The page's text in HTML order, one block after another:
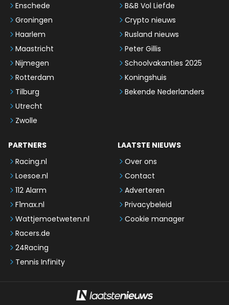
Enschede
Groningen
Haarlem
Maastricht
Nijmegen
Rotterdam
Tilburg
Utrecht
Zwolle
B&B Vol Liefde
Crypto nieuws
Rusland nieuws
Peter Gillis
Schoolvakanties 2025
Koningshuis
Bekende Nederlanders
PARTNERS
Racing.nl
Loesoe.nl
112 Alarm
F1max.nl
Wattjemoetweten.nl
Racers.de
24Racing
Tennis Infinity
LAATSTE NIEUWS
Over ons
Contact
Adverteren
Privacybeleid
Cookie manager